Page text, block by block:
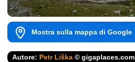
Mostra sulla mappa di Google
Autore: Petr Liška © gigaplaces.com